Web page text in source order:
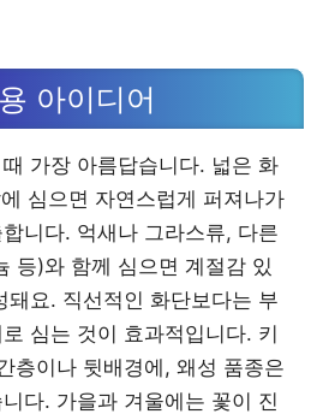
아이디어
가장 아름답습니다. 넓은 화
심으면 자연스럽게 퍼져나가
니다. 억새나 그라스류, 다른
등)와 함께 심으면 계절감 있
돼요. 직선적인 화단보다는 부
심는 것이 효과적입니다. 키
층이나 뒷배경에, 왜성 품종은
다. 가을과 겨울에는 꽃이 진